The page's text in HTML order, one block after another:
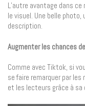
L’autre avantage dans
le visuel. Une belle
description.
Augmenter les chances
Comme avec Tiktok, si
se faire remarquer par les
et les lecteurs grâce à